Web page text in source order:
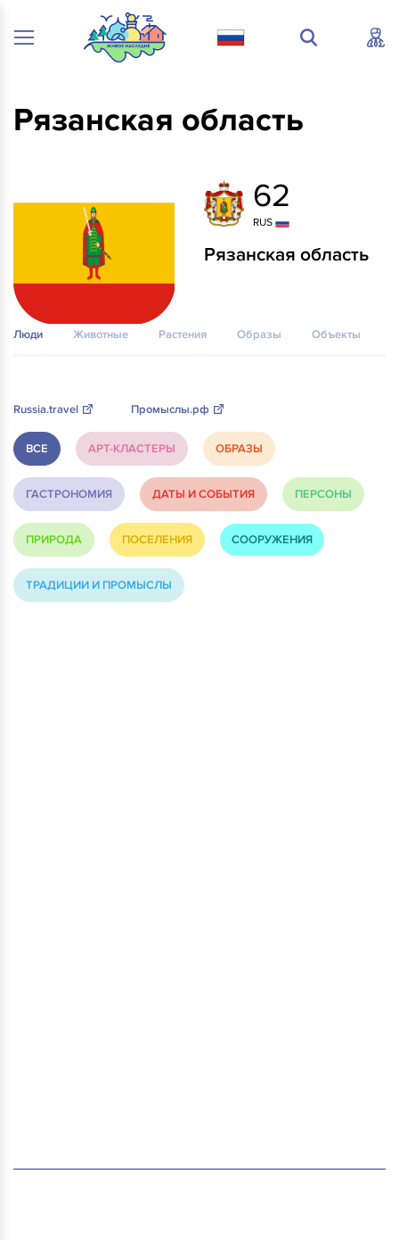
Рязанская область
62
RUS
Рязанская область
Люди Животные Растения Образы Объекты
Russia.travel Промыслы.рф
ВСЕ АРТ-КЛАСТЕРЫ ОБРАЗЫ
ГАСТРОНОМИЯ ДАТЫ И СОБЫТИЯ ПЕРСОНЫ
ПРИРОДА ПОСЕЛЕНИЯ СООРУЖЕНИЯ
ТРАДИЦИИ И ПРОМЫСЛЫ